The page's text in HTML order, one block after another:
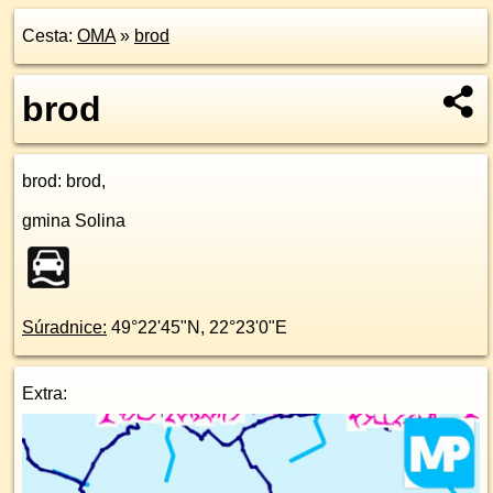
Cesta: OMA» brod
brod
brod: brod,
gmina Solina
Súradnice: 49°22'45"N , 22°23'0"E
Extra: